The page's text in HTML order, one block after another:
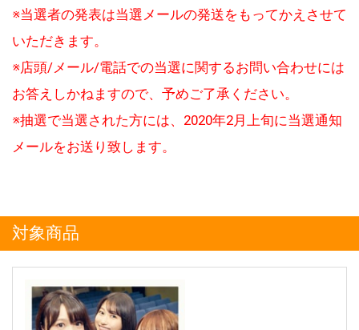
※当選者の発表は当選メールの発送をもってかえさせて
いただきます。
※店頭/メール/電話での当選に関するお問い合わせには
お答えしかねますので、予めご了承ください。
※抽選で当選された方には、2020年2月上旬に当選通知
メールをお送り致します。
対象商品